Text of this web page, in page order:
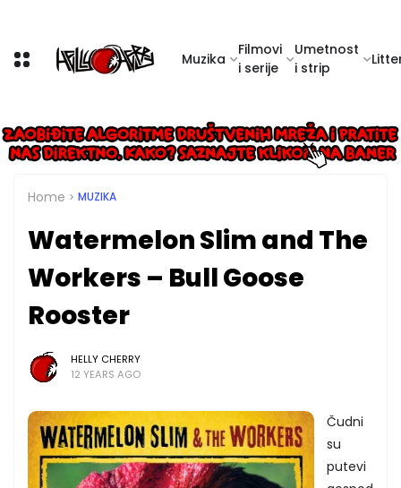
Muzika
Filmovi
i serije
Umetnost
i strip
Home MUZIKA
Watermelon Slim and The
Workers – Bull Goose
Rooster
HELLY CHERRY
12 YEARS AGO
Čudni
su
putevi